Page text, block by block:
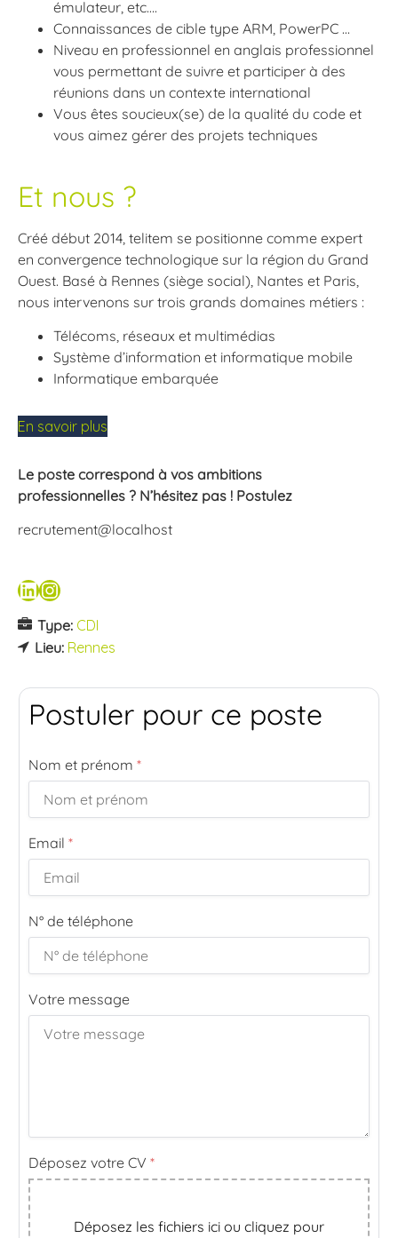
émulateur, etc….
Connaissances de cible type ARM, PowerPC …
Niveau en professionnel en anglais professionnel
vous permettant de suivre et participer à des
réunions dans un contexte international
Vous êtes soucieux(se) de la qualité du code et
vous aimez gérer des projets techniques
Et nous ?
Créé début 2014, telitem se positionne comme expert
en convergence technologique sur la région du Grand
Ouest. Basé à Rennes (siège social), Nantes et Paris,
nous intervenons sur trois grands domaines métiers :
Télécoms, réseaux et multimédias
Système d’information et informatique mobile
Informatique embarquée
En savoir plus
Le poste correspond à vos ambitions
professionnelles ? N’hésitez pas ! Postulez
recrutement@localhost
Type: CDI
Lieu: Rennes
Postuler pour ce poste
Nom et prénom *
Email *
N° de téléphone
Votre message
Déposez votre CV *
Déposez les fichiers ici ou cliquez pour